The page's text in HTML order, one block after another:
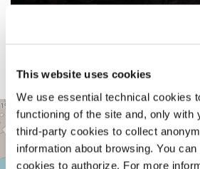
This website uses cookies
We use essential technical cookies
functioning of the site and, only with
third-party cookies to collect
information about browsing. You
cookies to authorize. For more
CINEMA
ROSSINI
Salizada
de